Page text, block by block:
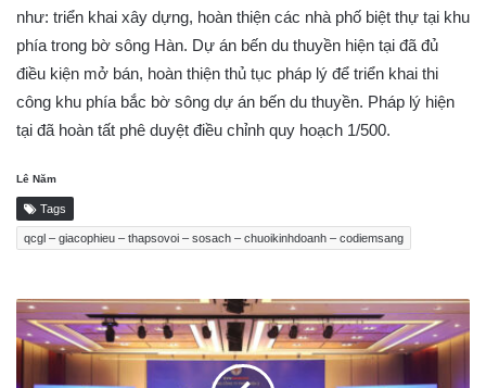
như: triển khai xây dựng, hoàn thiện các nhà phố biệt thự tại khu
phía trong bờ sông Hàn. Dự án bến du thuyền hiện tại đã đủ
điều kiện mở bán, hoàn thiện thủ tục pháp lý để triển khai thi
công khu phía bắc bờ sông dự án bến du thuyền. Pháp lý hiện
tại đã hoàn tất phê duyệt điều chỉnh quy hoạch 1/500.
Lê Năm
Tags
qcgl – giacophieu – thapsovoi – sosach – chuoikinhdoanh – codiemsang